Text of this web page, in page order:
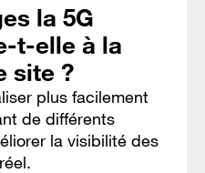
la 5G
t-elle à la
site ?
plus facilement
de différents
la visibilité des